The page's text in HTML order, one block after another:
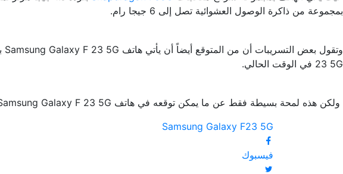
بمجموعة من ذاكرة الوصول العشوائية تصل إلى 6 جيجا رام.
23 5G في الوقت الحالي.
ولكن هذه لمحة بسيطة فقط عن ما يمكن توقعه في هاتف Samsung Galaxy F 23 5G ونتوقع ان يتم تزويدنا بالعديد من التفاصيل حول الهاتف في الأسابيع المُقبلة وسنوافيكم بكافة الأخبار الخاصة بالهاتف.
Samsung Galaxy F23 5G
فيسبوك